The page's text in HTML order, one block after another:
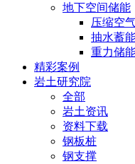
地下空间储能
压缩空
抽水蓄
重力储
精彩案例
岩土研究院
全部
岩土资讯
资料下载
钢板桩
钢支撑